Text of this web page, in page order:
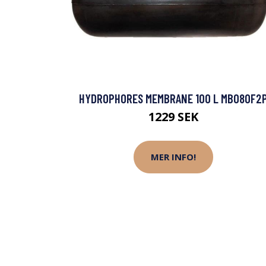
HYDROPHORES MEMBRANE 100 L
1229 SEK
MER INFO!